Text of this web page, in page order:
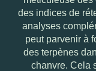
des indices de
analyses
peut parvenir à
des terpènes
chanvre. Cela